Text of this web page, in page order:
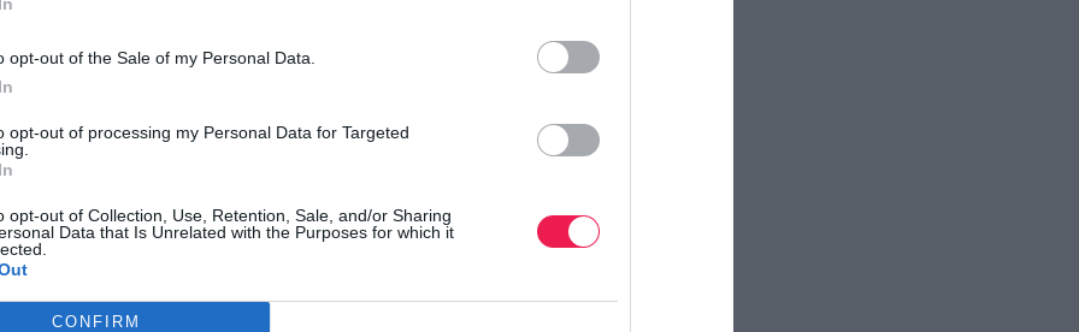
opt-out of the Sale of my Personal Data.
opt-out of processing my Personal Data for Targeted
opt-out of Collection, Use, Retention, Sale, and/or Sharing
Data that Is Unrelated with the Purposes for which it
CONFIRM
τον κόσμο στοGoogleNews του Runnermagazine